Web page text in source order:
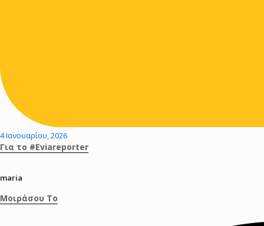
4 Ιανουαρίου, 2026
Για το #Eviareporter
maria
Μοιράσου Το